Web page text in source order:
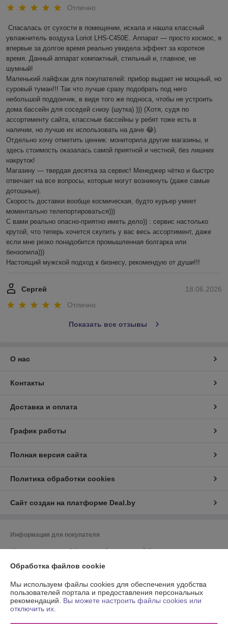
Отлично
Спасалась от сухости в помещении, искала и нашла классный
увлажнитель воздуха Loriot LHS-C450E. Аппарат — просто космос, я
впервые за долгое время реально увидела эффект за короткое
время. Данный аппарат компактный, стильный и, главное, не
шумный!
Маленький лайфхак для покупателей: прибор выдает не мощный, но
суровый туман!!! Так что лучше сразу подобрать под него
небольшой поддончик, в виде того же подноса, чтобы не устроить
дома бассейн для соседей снизу (шутка) ))) (Хотя, судя по
ассортименту сайта, классные бассейны у ребят тоже есть в
наличии, но лучше их использовать на даче 😂).
Отдельно хочу отметить ценник: мониторила другие магазины, и
здесь стоимость оказалась самой приятной и честной, без лишних
накруток!
Магазину — твердая десятка за сервис! Менеджер чётко и быстро
отвечает на все вопросы, которые могут возникнуть (даже самые
дотошные).
Скорость доставки вообще космическая, будто курьер умеет
моментально телепортироваться)))
С вами реально опасно-приятно иметь дело)) : сервис настолько
крутой, что теперь хочется скупить у вас весь ассортимент, даже
если мне резко понадобится промышленная болгарка или
бензопила)))
Настоящий мужской подход к бизнесу, рекомендую от души!!!
18.06.2026
Сергей
Отлично
Показать все отзывы
О нас
Контакты
Доставка и оплата
График работы
Полная версия сайта
Политика обработки cookies
Сайт создан на платформе Deal.by
Информация для покупателя
Юридическое лицо:Общество с Ограниченной Ответственностью
Республика Беларусь, 220055, г. Минск, ул. Каменногорская, д. 47, пом.
Регистрационный номер ЕГР: 194002114
УНП: 194002114
Регистрационный орган: Минский горисполком
Обработка файлов cookie
Мы используем файлы cookies для обеспечения удобства
пользователей портала и предоставления персональных
рекомендаций. Вы можете настроить файлы cookies или
отключить их.